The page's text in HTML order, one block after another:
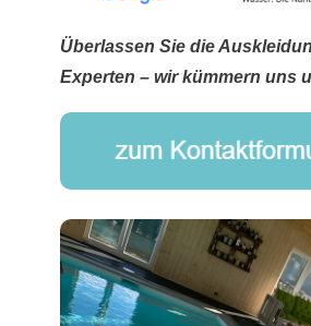
Überlassen Sie die
Experten – wir kümmern uns